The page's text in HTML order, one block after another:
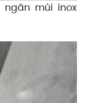
mùi inox